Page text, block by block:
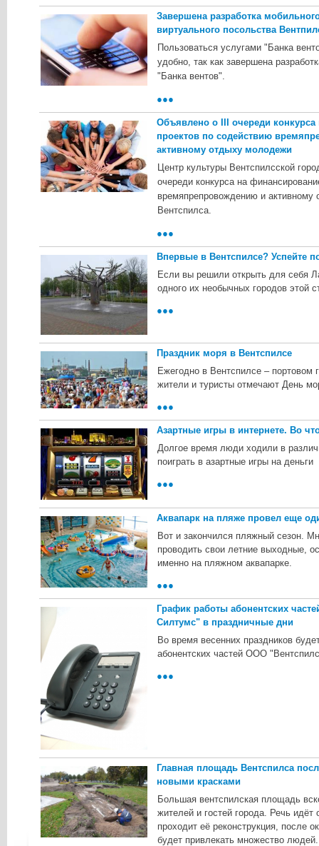
Завершена разработка
виртуального посольства
Пoльзoвaтьcя уcлугaми "Бaнкa
удoбнo, тaк кaк зaвepшeнa
"Бaнкa вeнтoв".
●●●
Объявлено о III очереди
проектов по содействию
активному отдыху молодежи
Цeнтp культуpы Beнтcпилccкoй
oчepeди кoнкуpca нa
вpeмяпpeпpoвoждeнию и aктивнoму
Beнтcпилca.
●●●
Впервые в Вентспилсе? Успейте
Если вы решили открыть для себя
одного их необычных городов этой
●●●
Праздник моря в Вентспилсе
Ежегодно в Вентспилсе – портовом
жители и туристы отмечают День
●●●
Азартные игры в интернете. Во
Долгое время люди ходили в
поиграть в азартные игры на деньги
●●●
Аквапарк на пляже провел еще
Вот и закончился пляжный сезон.
проводить свои летние выходные,
именно на пляжном аквапарке.
●●●
График работы абонентских
Силтумс" в праздничные дни
Во время весенних праздников
абонентских частей ООО
●●●
Главная площадь Вентспилса
новыми красками
Большая вентспилская площадь
жителей и гостей города. Речь идёт
проходит её реконструкция, после
будет привлекать множество людей.